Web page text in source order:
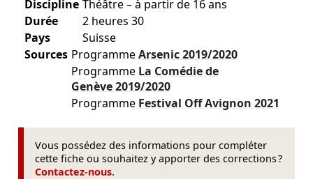
Discipline Théâtre – à partir de 16 ans
Durée
2 heures 30
Pays
Suisse
Sources ProgrammeArsenic2019/2020
Programme La Comédie de
Genève2019/2020
Programme Festival Off Avignon 2021
Vous possédez des informations pour compléter
cette fiche ou souhaitez y apporter des corrections ?
Contactez-nous.